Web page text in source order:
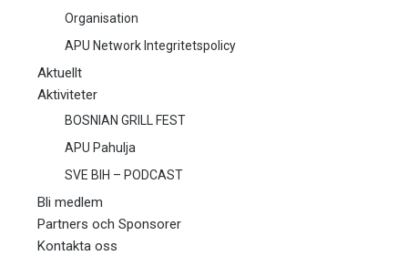
Organisation
APU Network Integritetspolicy
Aktuellt
Aktiviteter
BOSNIAN GRILL FEST
APU Pahulja
SVE BIH – PODCAST
Bli medlem
Partners och Sponsorer
Kontakta oss